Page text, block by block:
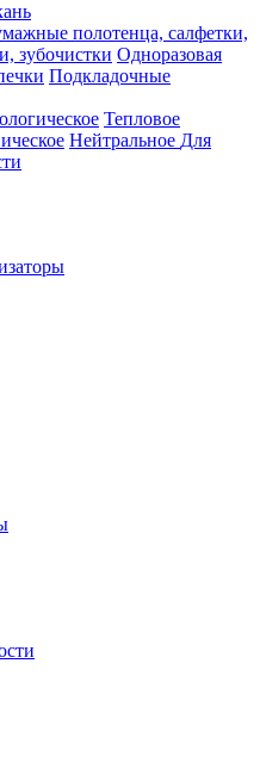
полотенца, салфетки,
зубочистки Одноразовая
Подкладочные
Тепловое
Нейтральное Для